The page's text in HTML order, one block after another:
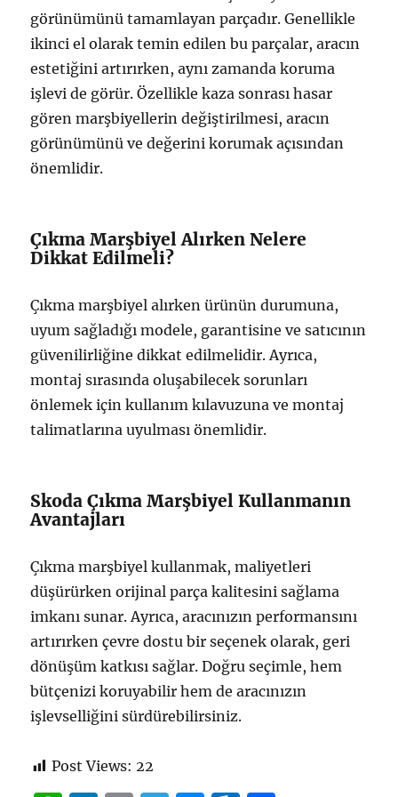
görünümünü tamamlayan parçadır. Genellikle
ikinci el olarak temin edilen bu parçalar, aracın
estetiğini artırırken, aynı zamanda koruma
işlevi de görür. Özellikle kaza sonrası hasar
gören marşbiyellerin değiştirilmesi, aracın
görünümünü ve değerini korumak açısından
önemlidir.
Çıkma Marşbiyel Alırken Nelere
Dikkat Edilmeli?
Çıkma marşbiyel alırken ürünün durumuna,
uyum sağladığı modele, garantisine ve satıcının
güvenilirliğine dikkat edilmelidir. Ayrıca,
montaj sırasında oluşabilecek sorunları
önlemek için kullanım kılavuzuna ve montaj
talimatlarına uyulması önemlidir.
Skoda Çıkma Marşbiyel Kullanmanın
Avantajları
Çıkma marşbiyel kullanmak, maliyetleri
düşürürken orijinal parça kalitesini sağlama
imkanı sunar. Ayrıca, aracınızın performansını
artırırken çevre dostu bir seçenek olarak, geri
dönüşüm katkısı sağlar. Doğru seçimle, hem
bütçenizi koruyabilir hem de aracınızın
işlevselliğini sürdürebilirsiniz.
Post Views: 22